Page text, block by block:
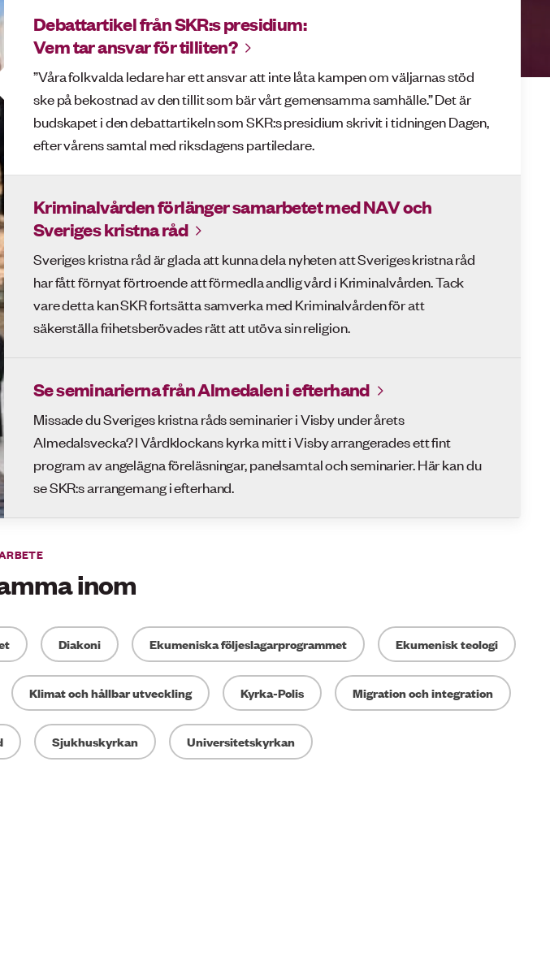
Debattartikel från SKR:s presidium:
Vem tar ansvar för tilliten?
”Våra folkvalda ledare har ett ansvar att inte låta kampen om väljarnas stöd
ske på bekostnad av den tillit som bär vårt gemensamma samhälle.” Det är
budskapet i den debattartikeln som SKR:s presidium skrivit i tidningen Dagen,
efter vårens samtal med riksdagens partiledare.
Kriminalvården förlänger samarbetet med NAV och
Sveriges kristna råd
Sveriges kristna råd är glada att kunna dela nyheten att Sveriges kristna råd
har fått förnyat förtroende att förmedla andlig vård i Kriminalvården. Tack
vare detta kan SKR fortsätta samverka med Kriminalvården för att
säkerställa frihetsberövades rätt att utöva sin religion.
Se seminarierna från Almedalen i efterhand
Missade du Sveriges kristna råds seminarier i Visby under årets
Almedalsvecka? I Vårdklockans kyrka mitt i Visby arrangerades ett fint
program av angelägna föreläsningar, panelsamtal och seminarier. Här kan du
se SKR:s arrangemang i efterhand.
inom
Diakoni Ekumeniska följeslagarprogrammet Ekumenisk teologi
Klimat och hållbar utveckling Kyrka-Polis Migration och integration
Sjukhuskyrkan Universitetskyrkan